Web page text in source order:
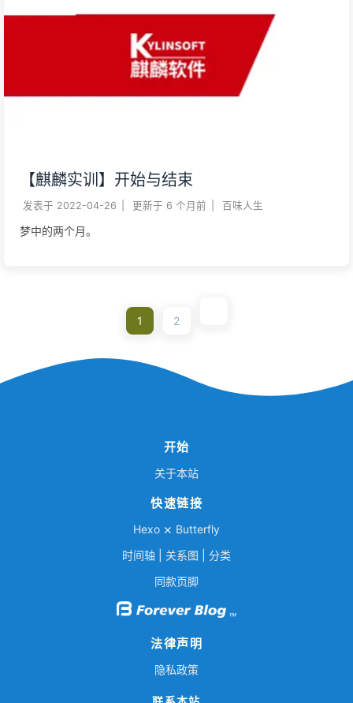
【麒麟实训】开始与结束
发表于 2022-04-26 更新于 6 个月前 百味人生
梦中的两个月。
1 2
开始
关于本站
快速链接
Hexo ⨯ Butterfly
时间轴
关系图
分类
同款页脚
法律声明
隐私政策